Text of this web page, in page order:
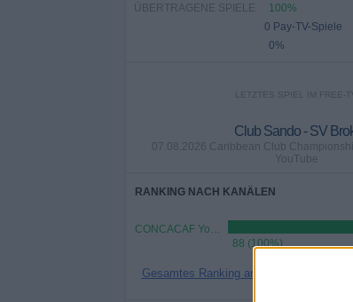
ÜBERTRAGENE SPIELE
100%
0 Pay-TV-Spiele
0%
LETZTES SPIEL IM FREE-
Club Sando - SV
07.08.2026 Caribbean Club
YouTube
RANKING NACH KANÄLEN
CONCACAF YouTube
88 (100%)
Gesamtes Ranking anzeigen